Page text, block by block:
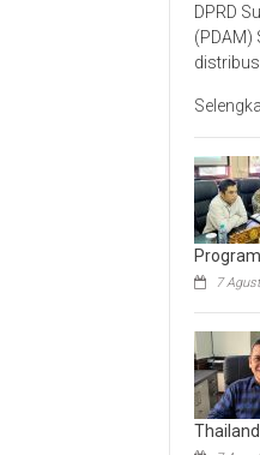
DPRD
(PDAM)
7
Thailand